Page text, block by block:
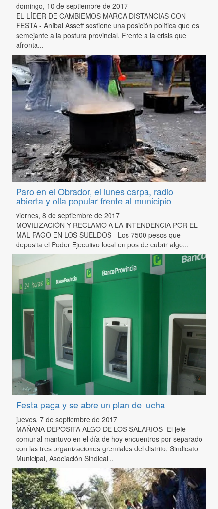
domingo, 10 de septiembre de 2017
EL LÍDER DE CAMBIEMOS MARCA DISTANCIAS CON
FESTA - Aníbal Asseff sostiene una posición política que es
semejante a la postura provincial. Frente a la crisis que
afronta...
Paro en el Obrador, el lunes carpa, radio
abierta y olla popular frente al municipio
viernes, 8 de septiembre de 2017
MOVILIZACIÓN Y RECLAMO A LA INTENDENCIA POR EL
MAL PAGO EN LOS SUELDOS - Los 7500 pesos que
deposita el Poder Ejecutivo local en pos de cubrir algo...
Festa paga y se abre un plan de lucha
jueves, 7 de septiembre de 2017
MAÑANA DEPOSITA ALGO DE LOS SALARIOS- El jefe
comunal mantuvo en el día de hoy encuentros por separado
con las tres organizaciones gremiales del distrito, Sindicato
Municipal, Asociación Sindical...